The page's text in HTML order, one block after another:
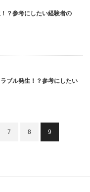
？参考にしたい経験者の
ブル発生！？参考にしたい
7 8 9